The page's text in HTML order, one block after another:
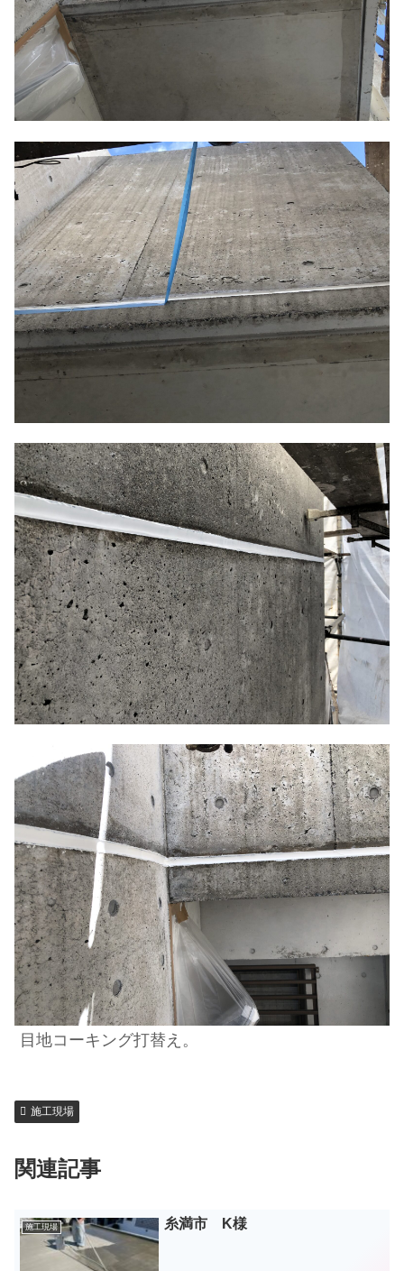
目地コーキング打替え。
施工現場
関連記事
施工現場 糸満市 K様